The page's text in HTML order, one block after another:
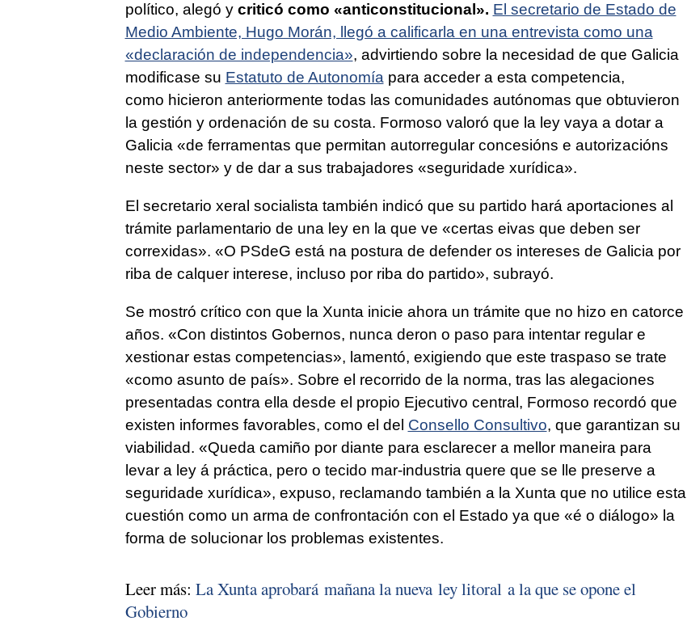
político, alegó ycriticó como «anticonstitucional». El secretario de Estado de
Medio Ambiente, Hugo Morán, llegó a calificarla en una entrevista como una
«declaración de independencia», advirtiendo sobre la necesidad de que Galicia
modificase su Estatuto de Autonomíapara acceder a esta competencia,
como hicieron anteriormente todas las comunidades autónomas que obtuvieron
la gestión y ordenación de su costa. Formoso valoró que la ley vaya a dotar a
Galicia «de ferramentas que permitan autorregular concesións e autorizacións
neste sector» y de dar a sus trabajadores «seguridade xurídica».
El secretario xeral socialista también indicó que su partido hará aportaciones al
trámite parlamentario de una ley en la que ve «certas eivas que deben ser
correxidas». «O PSdeG está na postura de defender os intereses de Galicia por
riba de calquer interese, incluso por riba do partido», subrayó.
Se mostró crítico con que la Xunta inicie ahora un trámite que no hizo en catorce
años. «Con distintos Gobernos, nunca deron o paso para intentar regular e
xestionar estas competencias», lamentó, exigiendo que este traspaso se trate
«como asunto de país». Sobre el recorrido de la norma, tras las alegaciones
presentadas contra ella desde el propio Ejecutivo central, Formoso recordó que
existen informes favorables, como el del Consello Consultivo, que garantizan su
viabilidad. «Queda camiño por diante para esclarecer a mellor maneira para
levar a ley á práctica, pero o tecido mar-industria quere que se lle preserve a
seguridade xurídica», expuso, reclamando también a la Xunta que no utilice esta
cuestión como un arma de confrontación con el Estado ya que «é o diálogo» la
forma de solucionar los problemas existentes.
Leer más: La Xunta aprobará mañana la nueva ley litoral a la que se opone el
Gobierno